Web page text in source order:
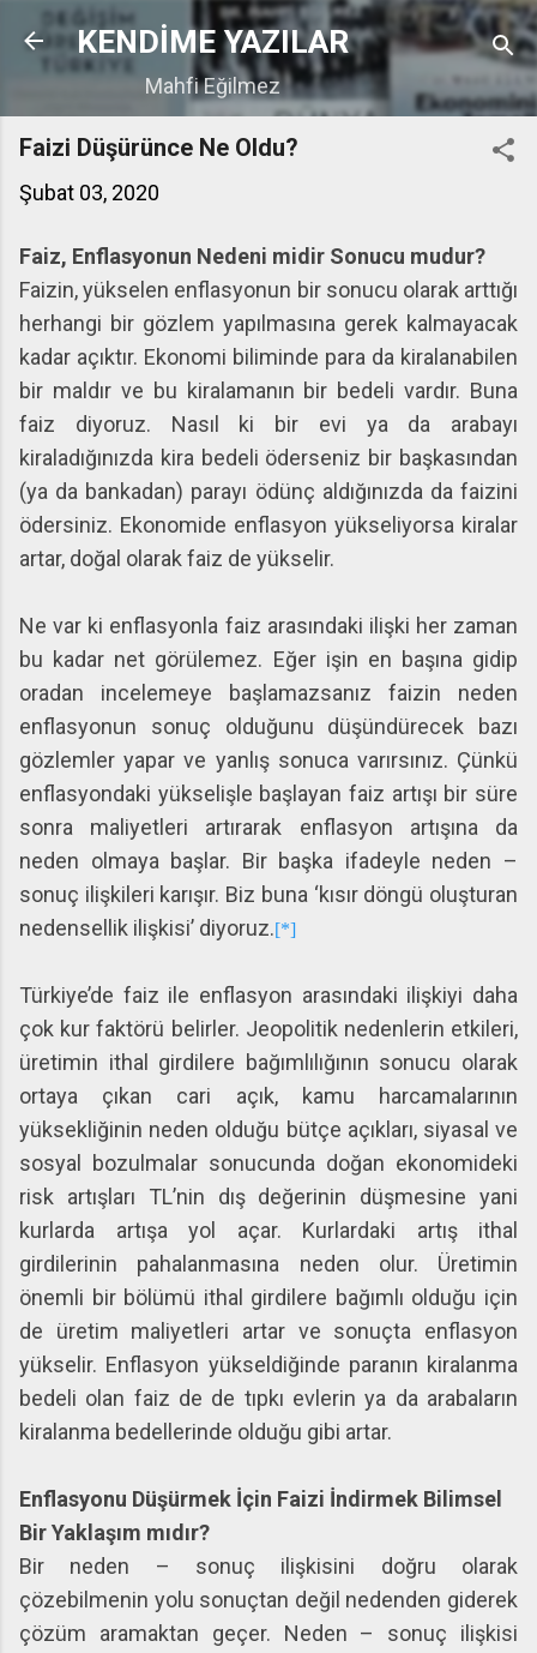
Ana içeriğe atla
KENDİME YAZILAR
Mahfi Eğilmez
Faizi Düşürünce Ne Oldu?
Şubat 03, 2020
Faiz, Enflasyonun Nedeni midir Sonucu mudur?
Faizin, yükselen enflasyonun bir sonucu olarak arttığı
herhangi bir gözlem yapılmasına gerek kalmayacak
kadar açıktır. Ekonomi biliminde para da kiralanabilen
bir maldır ve bu kiralamanın bir bedeli vardır. Buna
faiz diyoruz. Nasıl ki bir evi ya da arabayı
kiraladığınızda kira bedeli öderseniz bir başkasından
(ya da bankadan) parayı ödünç aldığınızda da faizini
ödersiniz. Ekonomide enflasyon yükseliyorsa kiralar
artar, doğal olarak faiz de yükselir.
Ne var ki enflasyonla faiz arasındaki ilişki her zaman
bu kadar net görülemez. Eğer işin en başına gidip
oradan incelemeye başlamazsanız faizin neden
enflasyonun sonuç olduğunu düşündürecek bazı
gözlemler yapar ve yanlış sonuca varırsınız. Çünkü
enflasyondaki yükselişle başlayan faiz artışı bir süre
sonra maliyetleri artırarak enflasyon artışına da
neden olmaya başlar. Bir başka ifadeyle neden –
sonuç ilişkileri karışır. Biz buna ‘kısır döngü oluşturan
nedensellik ilişkisi’ diyoruz.[*]
Türkiye’de faiz ile enflasyon arasındaki ilişkiyi daha
çok kur faktörü belirler. Jeopolitik nedenlerin etkileri,
üretimin ithal girdilere bağımlılığının sonucu olarak
ortaya çıkan cari açık, kamu harcamalarının
yüksekliğinin neden olduğu bütçe açıkları, siyasal ve
sosyal bozulmalar sonucunda doğan ekonomideki
risk artışları TL’nin dış değerinin düşmesine yani
kurlarda artışa yol açar. Kurlardaki artış ithal
girdilerinin pahalanmasına neden olur. Üretimin
önemli bir bölümü ithal girdilere bağımlı olduğu için
de üretim maliyetleri artar ve sonuçta enflasyon
yükselir. Enflasyon yükseldiğinde paranın kiralanma
bedeli olan faiz de de tıpkı evlerin ya da arabaların
kiralanma bedellerinde olduğu gibi artar.
Enflasyonu Düşürmek İçin Faizi İndirmek Bilimsel
Bir Yaklaşım mıdır?
Bir neden – sonuç ilişkisini doğru olarak
çözebilmenin yolu sonuçtan değil nedenden giderek
çözüm aramaktan geçer. Neden – sonuç ilişkisi